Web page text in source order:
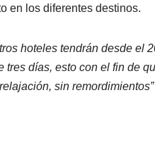
en los diferentes destinos.
hoteles tendrán desde el
días, esto con el fin de
sin remordimientos”